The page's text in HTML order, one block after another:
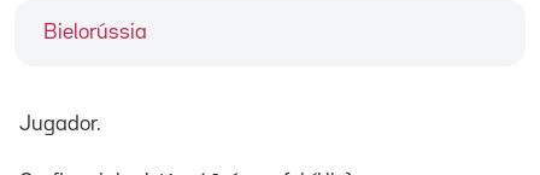
Bielorússia
Jugador.